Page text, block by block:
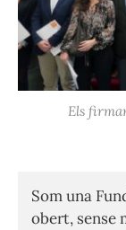
Els
Som una
obert, sense